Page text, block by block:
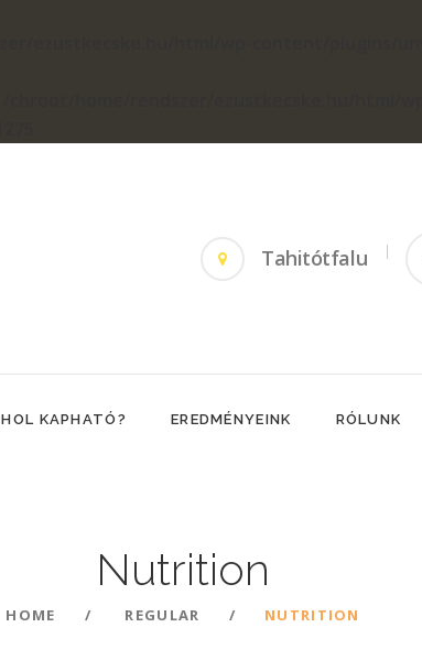
Tahitótfalu
HOL KAPHATÓ? EREDMÉNYEINK RÓLUNK
Nutrition
HOME REGULAR NUTRITION